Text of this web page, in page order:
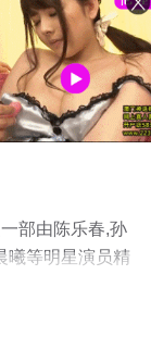
部由陈乐春,孙
曦等明星演员精
未删减完整版